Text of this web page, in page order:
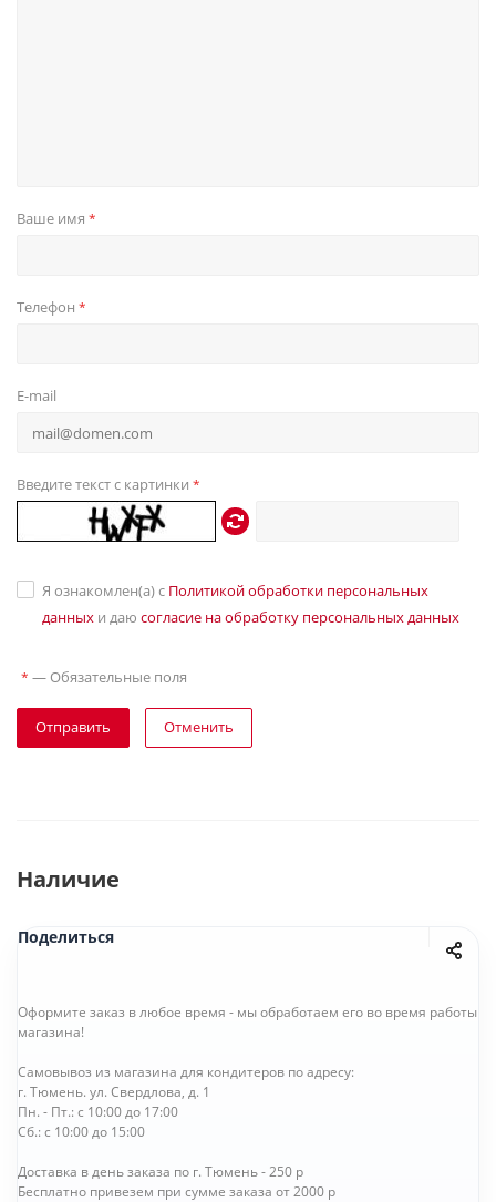
Ваше имя *
Телефон *
E-mail
Введите текст с картинки *
Я ознакомлен(а) с Политикой обработки персональных
данных и даю согласие на обработку персональных данных
* — Обязательные поля
Отправить Отменить
Наличие
Поделиться
Оформите заказ в любое время - мы обработаем его во время работы
магазина!
Самовывоз из магазина для кондитеров по адресу:
г. Тюмень. ул. Свердлова, д. 1
Пн. - Пт.: с 10:00 до 17:00
Сб.: с 10:00 до 15:00
Доставка в день заказа по г. Тюмень - 250 р
Бесплатно привезем при сумме заказа от 2000 р